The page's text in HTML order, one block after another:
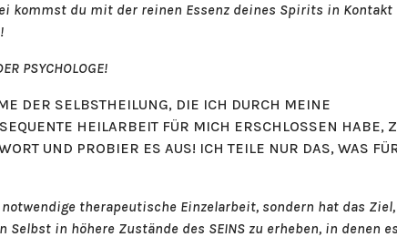
kommst du mit der reinen Essenz deines Spirits in Kontakt
PSYCHOLOGE!
DER SELBSTHEILUNG, DIE ICH DURCH MEINE
HEILARBEIT FÜR MICH ERSCHLOSSEN HABE,
UND PROBIER ES AUS! ICH TEILE NUR DAS, WAS
therapeutische Einzelarbeit, sondern hat das Ziel,
in höhere Zustände des SEINS zu erheben, in denen